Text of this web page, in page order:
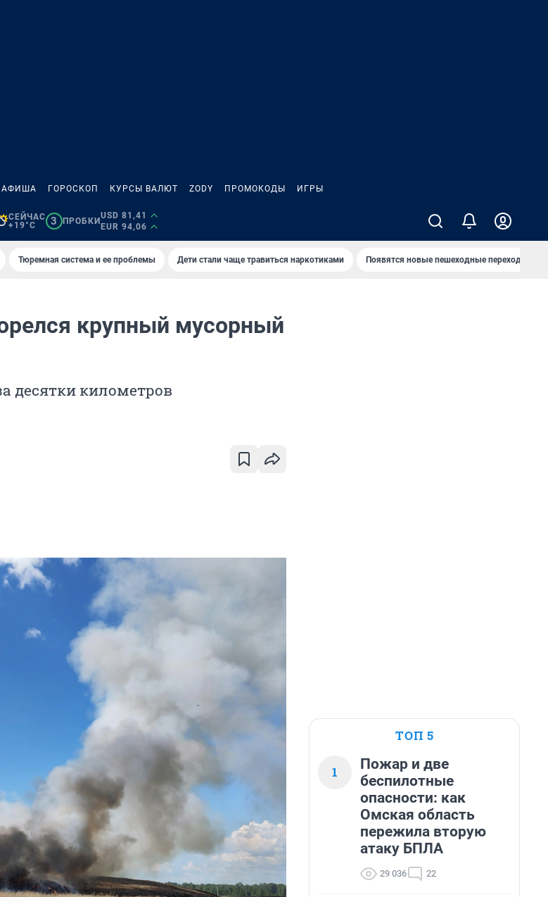
АФИША ГОРОСКОП КУРСЫ ВАЛЮТ ZODY ПРОМОКОДЫ ИГРЫ
СЕЙЧАС
+19°C
3 ПРОБКИ
USD 81,41
EUR 94,06
Тюремная система и ее проблемы Дети стали чаще травиться наркотиками Появятся новые пешеходные переходы
крупный мусорный
десятки километров
ТОП 5
1
Пожар и две
беспилотные
опасности: как
Омская область
пережила вторую
атаку БПЛА
29 036 22